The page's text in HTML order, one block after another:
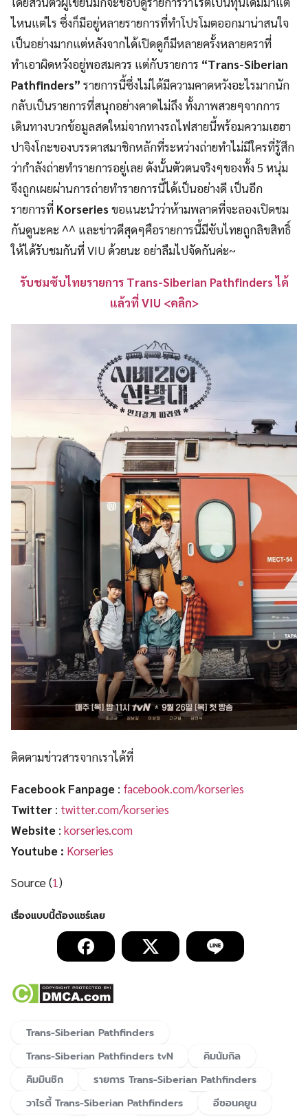
ไหนแต่ไร ซึ่งก็มีอยู่หลายรายการที่ทำโปรโมตออกมาน่าสนใจ
เป็นอย่างมากแต่หลังจากได้เปิดดูก็มีหลายครั้งหลายคราที่
ทำเอาผิดหวังอยู่พอสมควร แต่กับรายการ “Trans-Siberian
Pathfinders” รายการนี้ซึ่งไม่ได้มีความคาดหวังอะไรมากนัก
กลับเป็นรายการที่สนุกอย่างคาดไม่ถึง ทั้งภาพสวยๆจากการ
เดินทางบวกข้อมูลสดใหม่จากทางรถไฟสายนี้พร้อมความเฮฮา
ปาจิงโกะของบรรดาสมาชิกหลักที่ระหว่างถ่ายทำไม่มีใครที่รู้สึก
ว่ากำลังถ่ายทำรายการอยู่เลย ดังนั้นตัวตนจริงๆของทั้ง 5 หนุ่ม
จึงถูกเผยผ่านการถ่ายทำรายการนี้ได้เป็นอย่างดี เป็นอีก
รายการที่ Korseriesขอแนะนำว่าห้ามพลาดที่จะลองเปิดชม
กันดูนะคะ ^^ และข่าวดีสุดๆคือรายการนี้มีซับไทยถูกลิขสิทธิ์
ให้ได้รับชมกันที่ VIU ด้วยนะ อย่าลืมไปจัดกันค่ะ~
รับชมซับไทยรายการ Trans-Siberian Pathfinders ได้
แล้วที่ VIU <คลิก>
ติดตามข่าวสารจากเราได้ที่
Facebook Fanpage : facebook.com/korseries
Twitter : twitter.com/korseries
Website : korseries.com
Youtube : Korseries
Source (1)
Trans-Siberian Pathfinders
Trans-Siberian Pathfinders tvN
คิมนัมกิล
คิมมินชิก
รายการ Trans-Siberian Pathfinders
วาไรตี้ Trans-Siberian Pathfinders
อีซอนคยูน